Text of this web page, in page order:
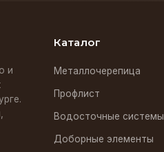
и
Каталог
Металлочерепица
Профлист
Водосточные системы
Доборные элементы